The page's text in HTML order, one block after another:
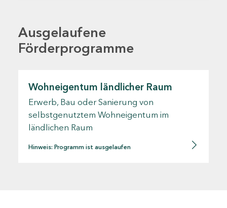
Ausgelaufene
Förderprogramme
Wohneigentum ländlicher Raum
Erwerb, Bau oder Sanierung von
selbstgenutztem Wohneigentum im
ländlichen Raum
Hinweis: Programm ist ausgelaufen